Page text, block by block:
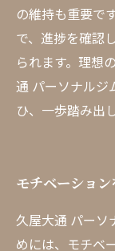
の維持も重要で
で、進捗を確認
られます。理想
通 パーソナルジ
ひ、一歩踏み出
モチベーショ
久屋大通 パーソ
めには、モチベ